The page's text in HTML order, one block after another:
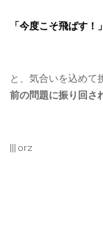
「今度こそ飛ばす！」
と、気合いを込めて
前の問題に振り回さ
||| orz